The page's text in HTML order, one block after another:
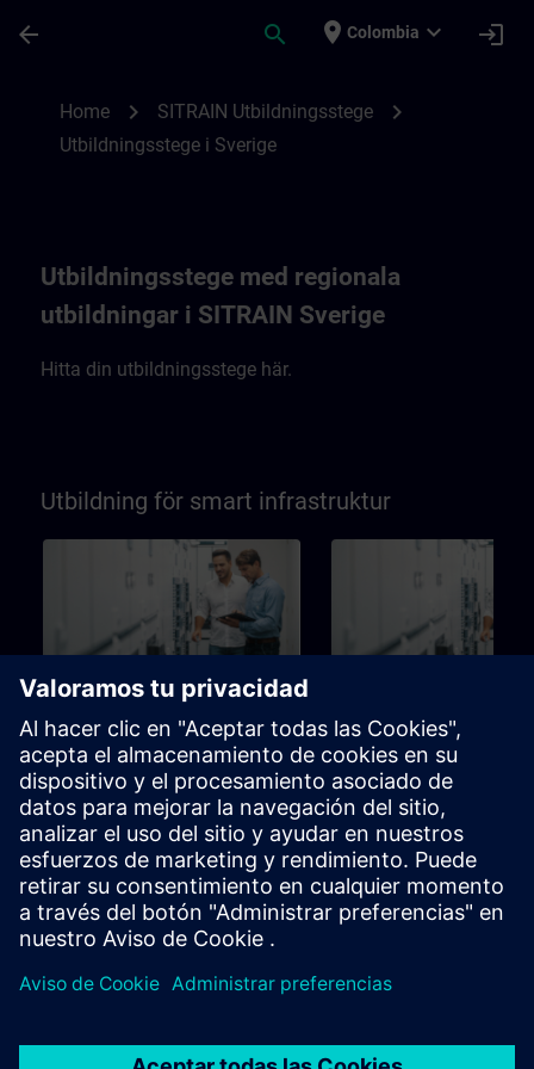
arrow_back search place Colombia expand_more login
Home chevron_right SITRAIN Utbildningsstege chevron_right
Utbildningsstege i Sverige
Utbildningsstege med regionala
utbildningar i SITRAIN Sverige
Hitta din utbildningsstege här.
Utbildning för smart infrastruktur
Utbildning för Brandtekniker
Utbildningsstege för
programmerare,
driftsättningsingenjörer,
ingenjörspersonal
Rutas de aprendizaje
Utbildning för Komfort
tekniker
Utbildningsstege för
programmerare,
driftsättningsingenjörer,
inom ingenjörssektorn
Rutas de aprendizaje